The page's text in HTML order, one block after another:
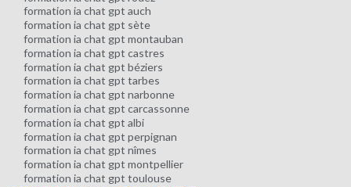
formation ia chat gpt auch
formation ia chat gpt sète
formation ia chat gpt montauban
formation ia chat gpt castres
formation ia chat gpt béziers
formation ia chat gpt tarbes
formation ia chat gpt narbonne
formation ia chat gpt carcassonne
formation ia chat gpt albi
formation ia chat gpt perpignan
formation ia chat gpt nîmes
formation ia chat gpt montpellier
formation ia chat gpt toulouse